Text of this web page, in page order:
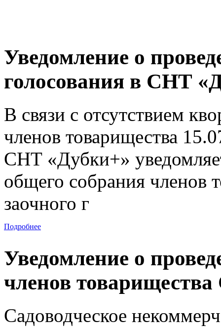
Уведомление о
голосования в СНТ
В связи с отсутствием
членов товарищества
СНТ «Дубки+»
общего собрания членов
заочного г
Подробнее
Уведомление о
членов
Садоводческое